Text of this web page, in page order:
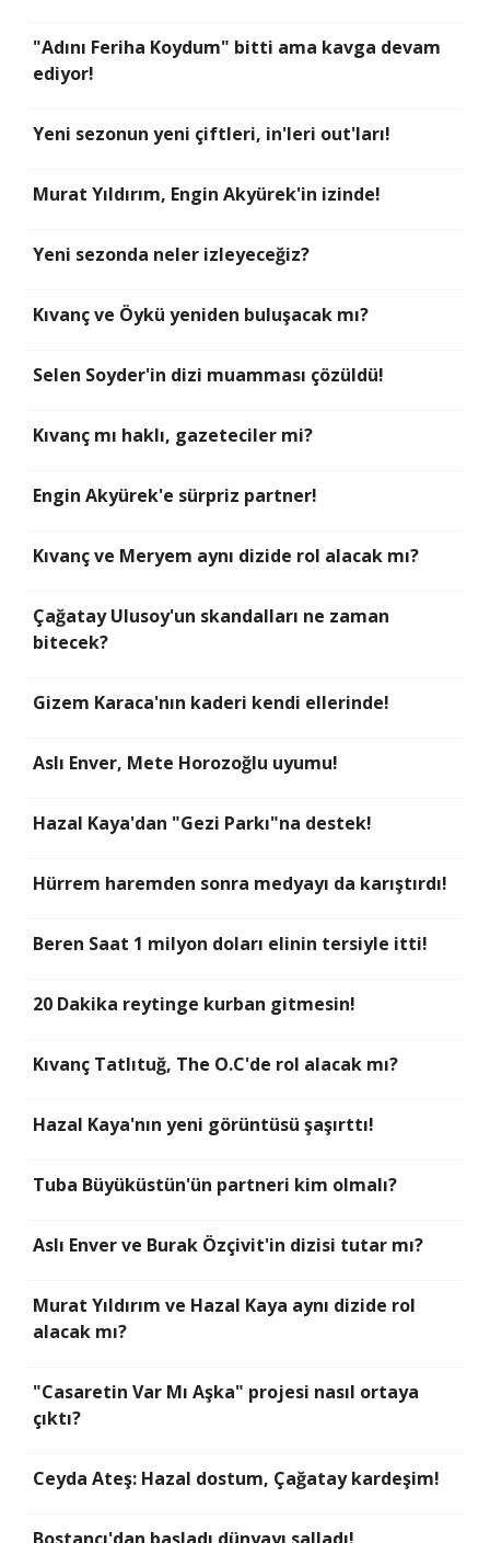
"Adını Feriha Koydum" bitti ama kavga devam
ediyor!
Yeni sezonun yeni çiftleri, in'leri out'ları!
Murat Yıldırım, Engin Akyürek'in izinde!
Yeni sezonda neler izleyeceğiz?
Kıvanç ve Öykü yeniden buluşacak mı?
Selen Soyder'in dizi muamması çözüldü!
Kıvanç mı haklı, gazeteciler mi?
Engin Akyürek'e sürpriz partner!
Kıvanç ve Meryem aynı dizide rol alacak mı?
Çağatay Ulusoy'un skandalları ne zaman
bitecek?
Gizem Karaca'nın kaderi kendi ellerinde!
Aslı Enver, Mete Horozoğlu uyumu!
Hazal Kaya'dan "Gezi Parkı"na destek!
Hürrem haremden sonra medyayı da karıştırdı!
Beren Saat 1 milyon doları elinin tersiyle itti!
20 Dakika reytinge kurban gitmesin!
Kıvanç Tatlıtuğ, The O.C'de rol alacak mı?
Hazal Kaya'nın yeni görüntüsü şaşırttı!
Tuba Büyüküstün'ün partneri kim olmalı?
Aslı Enver ve Burak Özçivit'in dizisi tutar mı?
Murat Yıldırım ve Hazal Kaya aynı dizide rol
alacak mı?
"Casaretin Var Mı Aşka" projesi nasıl ortaya
çıktı?
Ceyda Ateş: Hazal dostum, Çağatay kardeşim!